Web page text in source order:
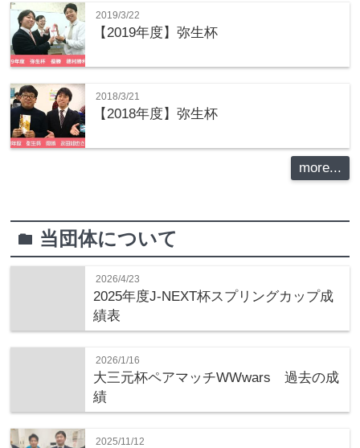
2019/3/22
【2019年度】弥生杯
2018/3/21
【2018年度】弥生杯
more...
folder 当団体について
2026/4/23
2025年度J-NEXT杯スプリングカップ成
績表
2026/1/16
大三元杯ペアマッチWWwars 過去の成
績
2025/11/12